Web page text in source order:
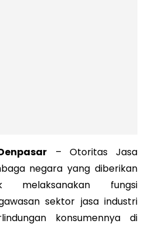
– Otoritas Jasa
negara yang diberikan
melaksanakan fungsi
sektor jasa industri
konsumennya di